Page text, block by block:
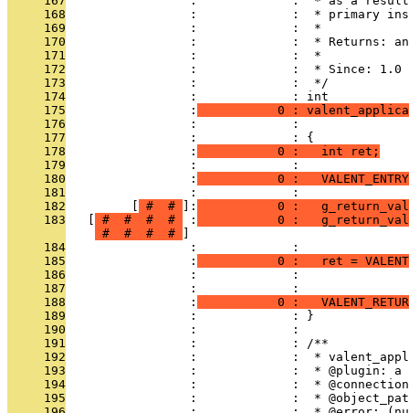
     168
:             :  * primary
     169
                 :             :  *
     170
:             :  * Returns:
     171
                 :             :  *
     172
                 :             :  * Since: 1.0
     173
                 :             :  */
     174
                 :             : int
     175
                 :
0 :
     176
:             :
     177
                 :             : {
     178
                 :
           0 :   int ret;
     179
                 :             :
     180
                 :
0 :
     181
                 :             :
     182
# # ]:
0 :
     183
# # # # :
0 :
#
# # #
     184
                 :             :
     185
                 :
0 :   ret =
     186
:             :
     187
                 :             :
     188
                 :
0 :
     189
                 :             : }
     190
                 :             :
     191
                 :             : /**
     192
:             :  *
     193
:             :  * @plugin: a
     194
:             :  *
     195
:             :  *